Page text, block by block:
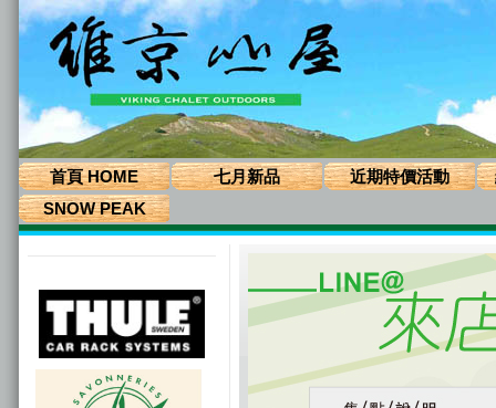
首頁 HOME 七月新品 近期特價活動
SNOW PEAK